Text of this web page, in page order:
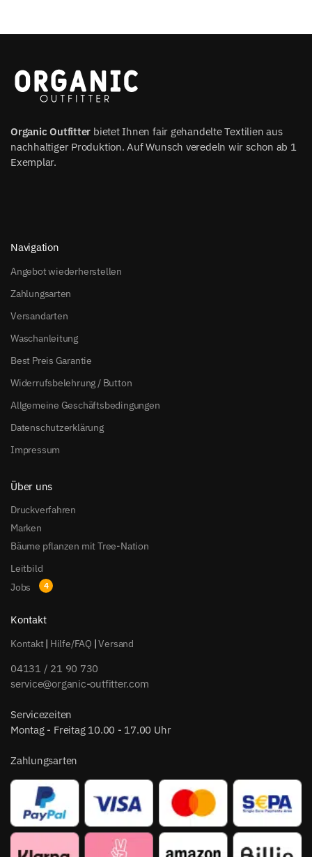
Organic Outfitter bietet Ihnen fair gehandelte Textilien aus
nachhaltiger Produktion. Auf Wunsch veredeln wir schon ab 1
Exemplar.
Navigation
Angebot wiederherstellen
Zahlungsarten
Versandarten
Waschanleitung
Best Preis Garantie
Widerrufsbelehrung / Button
Allgemeine Geschäftsbedingungen
Datenschutzerklärung
Impressum
Über uns
Druckverfahren
Marken
Bäume pflanzen mit Tree-Nation
Leitbild
Jobs
Kontakt
Kontakt| Hilfe/FAQ |Versand
04131 / 21 90 730
service@organic-outfitter.com
Servicezeiten
Montag - Freitag 10.00 - 17.00 Uhr
Zahlungsarten